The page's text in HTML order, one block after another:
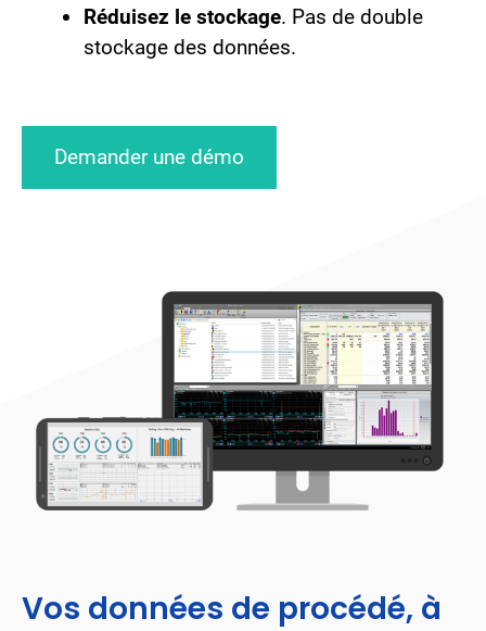
Réduisez le stockage. Pas de double
stockage des données.
Demander une démo
Vos données de procédé, à